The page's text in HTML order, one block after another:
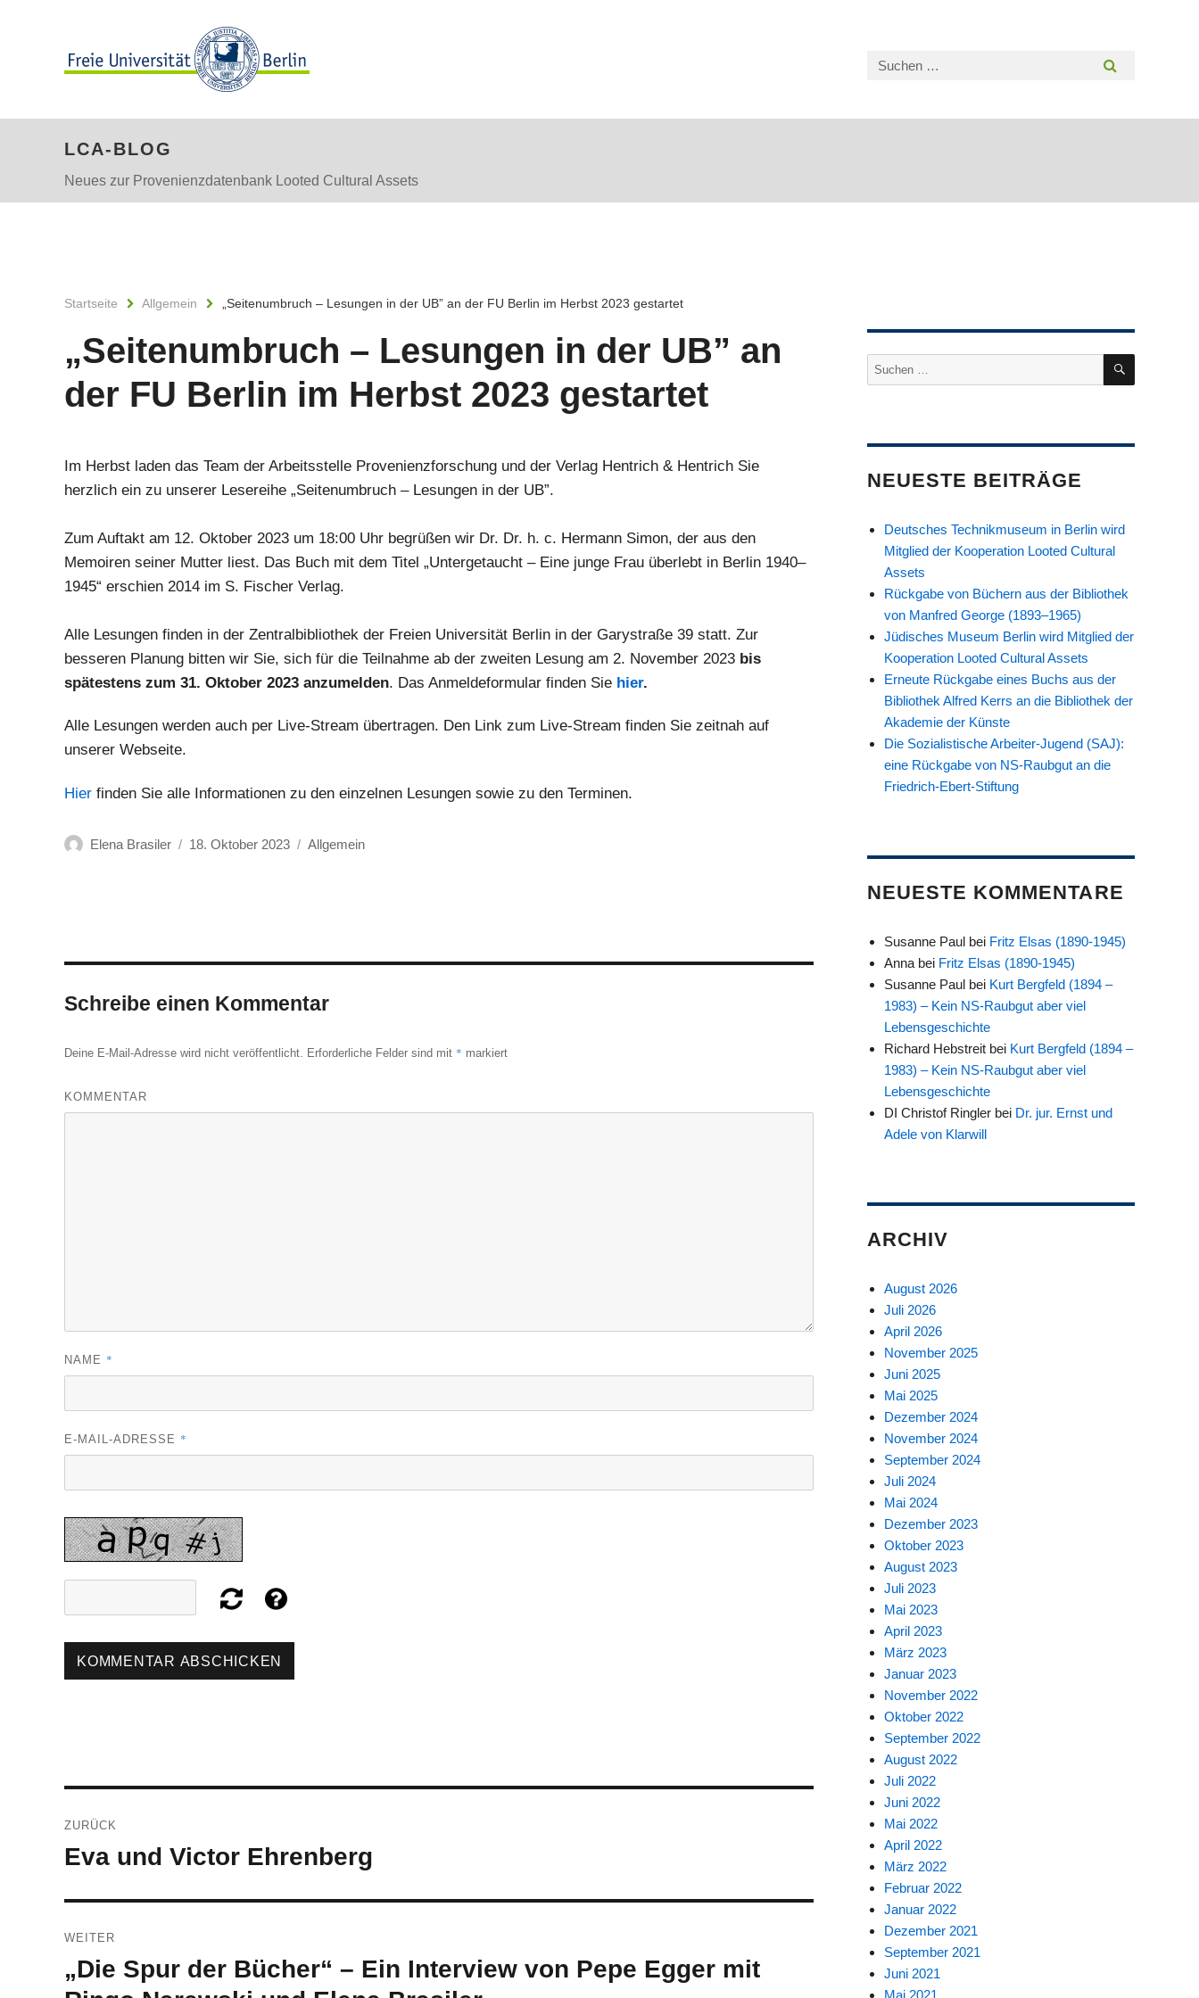
LCA-BLOG
Neues zur Provenienzdatenbank Looted Cultural Assets
Startseite Allgemein „Seitenumbruch – Lesungen in der UB” an der FU Berlin im Herbst 2023 gestartet
„Seitenumbruch – Lesungen in der UB” an
der FU Berlin im Herbst 2023 gestartet
Im Herbst laden das Team der Arbeitsstelle Provenienzforschung und der Verlag Hentrich & Hentrich Sie
herzlich ein zu unserer Lesereihe „Seitenumbruch – Lesungen in der UB”.
Zum Auftakt am 12. Oktober 2023 um 18:00 Uhr begrüßen wir Dr. Dr. h. c. Hermann Simon, der aus den
Memoiren seiner Mutter liest. Das Buch mit dem Titel „Untergetaucht – Eine junge Frau überlebt in Berlin 1940–
1945“ erschien 2014 im S. Fischer Verlag.
Alle Lesungen finden in der Zentralbibliothek der Freien Universität Berlin in der Garystraße 39 statt. Zur
besseren Planung bitten wir Sie, sich für die Teilnahme ab der zweiten Lesung am 2. November 2023 bis
spätestens zum 31. Oktober 2023 anzumelden. Das Anmeldeformular finden Sie hier.
Alle Lesungen werden auch per Live-Stream übertragen. Den Link zum Live-Stream finden Sie zeitnah auf
unserer Webseite.
Hier finden Sie alle Informationen zu den einzelnen Lesungen sowie zu den Terminen.
Autor
Elena Brasiler
Veröffentlicht
18. Oktober 2023 Kategorien
Allgemein
Schreibe einen Kommentar
Deine E-Mail-Adresse wird nicht veröffentlicht. Erforderliche Felder sind mit * markiert
KOMMENTAR
NAME *
E-MAIL-ADRESSE *
ZURÜCK
Vorheriger
Eva und Victor Ehrenberg
WEITER
Nächster
Beitrag:
„Die Spur der Bücher“ – Ein Interview von Pepe Egger mit
Suche
nach:
SUCHEN
NEUESTE BEITRÄGE
Deutsches Technikmuseum in Berlin wird
Mitglied der Kooperation Looted Cultural
Assets
Rückgabe von Büchern aus der Bibliothek
von Manfred George (1893–1965)
Jüdisches Museum Berlin wird Mitglied der
Kooperation Looted Cultural Assets
Erneute Rückgabe eines Buchs aus der
Bibliothek Alfred Kerrs an die Bibliothek der
Akademie der Künste
Die Sozialistische Arbeiter-Jugend (SAJ):
eine Rückgabe von NS-Raubgut an die
Friedrich-Ebert-Stiftung
NEUESTE KOMMENTARE
Susanne Paulbei Fritz Elsas (1890-1945)
Annabei Fritz Elsas (1890-1945)
Susanne Paulbei Kurt Bergfeld (1894 –
1983) – Kein NS-Raubgut aber viel
Lebensgeschichte
Richard Hebstreitbei Kurt Bergfeld (1894 –
1983) – Kein NS-Raubgut aber viel
Lebensgeschichte
DI Christof Ringlerbei Dr. jur. Ernst und
Adele von Klarwill
ARCHIV
August 2026
Juli 2026
April 2026
November 2025
Juni 2025
Mai 2025
Dezember 2024
November 2024
September 2024
Juli 2024
Mai 2024
Dezember 2023
Oktober 2023
August 2023
Juli 2023
Mai 2023
April 2023
März 2023
Januar 2023
November 2022
Oktober 2022
September 2022
August 2022
Juli 2022
Juni 2022
Mai 2022
April 2022
März 2022
Februar 2022
Januar 2022
Dezember 2021
September 2021
Juni 2021